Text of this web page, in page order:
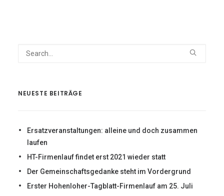
NEUESTE BEITRÄGE
Ersatzveranstaltungen: alleine und doch zusammen
laufen
HT-Firmenlauf findet erst 2021 wieder statt
Der Gemeinschaftsgedanke steht im Vordergrund
Erster Hohenloher-Tagblatt-Firmenlauf am 25. Juli